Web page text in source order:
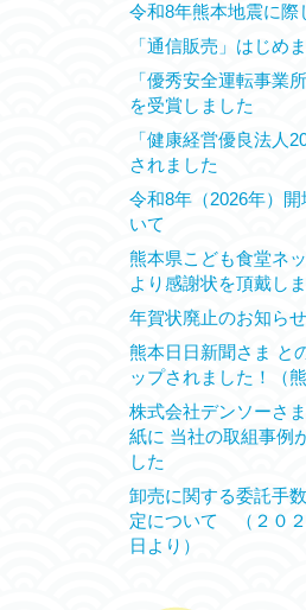
令和8年熊本地震に際
「通信販売」はじめま
「優秀安全運転事業
を受賞しました
「健康経営優良法人
されました
令和8年（2026年）
いて
熊本県こども食堂ネ
より感謝状を頂戴し
年賀状廃止のお知らせ
熊本日日新聞さま と
ップされました！（熊
株式会社デンソーさ
紙に 当社の取組事例
した
卸売に関する委託手
定について （２０２
日より）